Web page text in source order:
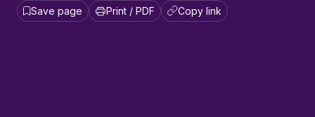
Save page Print / PDF Copy link